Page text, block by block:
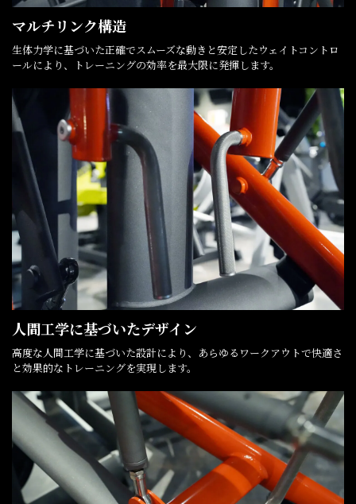
マルチリンク構造
生体力学に基づいた正確でスムーズな動きと安定したウェイトコントロ
ールにより、トレーニングの効率を最大限に発揮します。
人間工学に基づいたデザイン
高度な人間工学に基づいた設計により、あらゆるワークアウトで快適さ
と効果的なトレーニングを実現します。